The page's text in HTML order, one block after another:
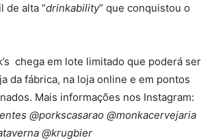
de alta “drinkability” que conquistou o
chega em lote limitado que poderá ser
da fábrica, na loja online e em pontos
Mais informações nos Instagram:
@porkscasarao @monkacervejaria
@krugbier